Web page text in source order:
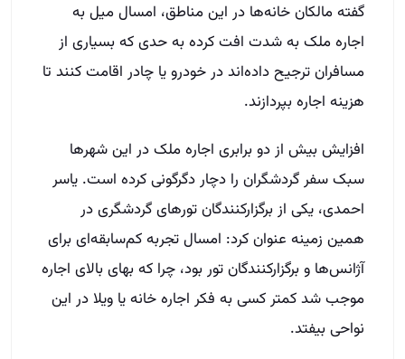
گفته مالکان خانه‌ها در این مناطق، امسال میل به
اجاره ملک به شدت افت کرده به حدی که بسیاری از
مسافران ترجیح داده‌اند در خودرو یا چادر اقامت کنند تا
هزینه اجاره بپردازند.
افزایش بیش از دو برابری اجاره ملک در این شهرها
سبک سفر گردشگران را دچار دگرگونی کرده است. یاسر
احمدی، یکی از برگزارکنندگان تورهای گردشگری در
همین زمینه عنوان کرد: امسال تجربه کم‌سابقه‌ای برای
آژانس‌ها و برگزارکنندگان تور بود، چرا که بهای بالای اجاره
موجب شد کمتر کسی به فکر اجاره خانه یا ویلا در این
نواحی بیفتد.